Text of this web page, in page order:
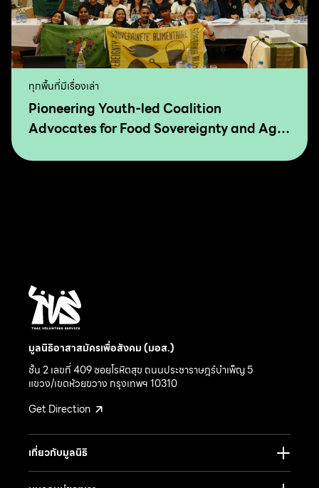
ทุกพื้นที่มีเรื่องเล่า
Pioneering Youth-led Coalition
Advocates for Food Sovereignty and Agro
มูลนิธิอาสาสมัครเพื่อสังคม (มอส.)
ชั้น 2 เลขที่ 409 ซอยโรหิตสุข ถนนประชาราษฎร์บำเพ็ญ 5
แขวง/เขตห้วยขวาง กรุงเทพฯ 10310
Get Direction
เกี่ยวกับมูลนิธิ